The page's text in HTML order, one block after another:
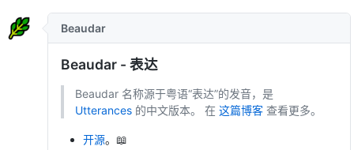
Beaudar
Beaudar - 表达
Beaudar 名称源于粤语“表达”的发音，是
Utterances的中文版本。 在 这篇博客查看更多。
开源。📖